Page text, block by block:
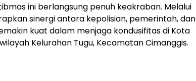
ini berlangsung penuh keakraban. Melalui
sinergi antara kepolisian, pemerintah, dan
kuat dalam menjaga kondusifitas di Kota
Kelurahan Tugu, Kecamatan Cimanggis.